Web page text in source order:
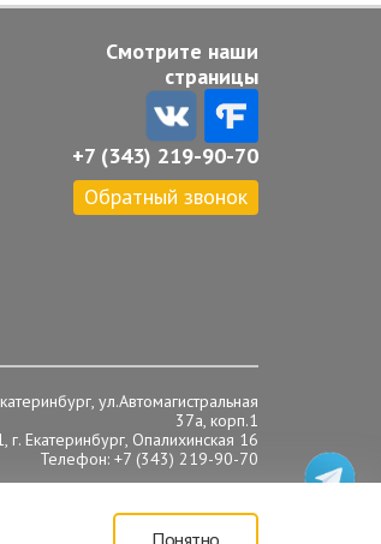
Смотрите наши
страницы
+7 (343) 219-90-70
Обратный звонок
ул.Автомагистральная
37а, корп.1
г. Екатеринбург, Опалихинская 16
Телефон: +7 (343) 219-90-70
Понятно